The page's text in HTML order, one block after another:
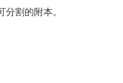
割的附本。